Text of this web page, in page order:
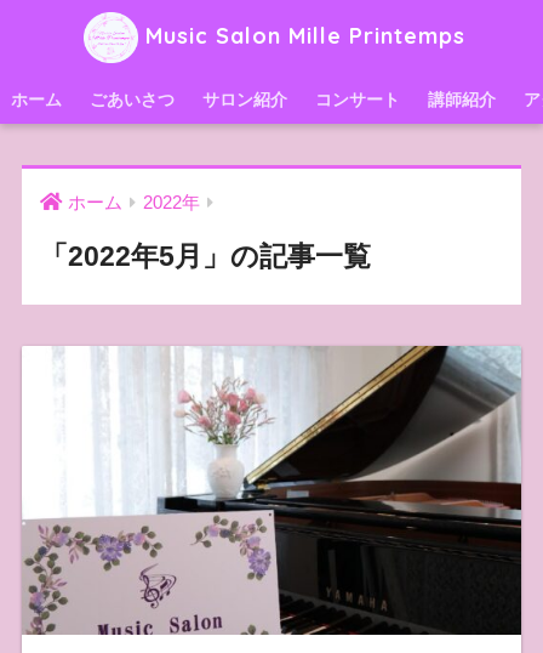
Music Salon Mille Printemps
ホーム ごあいさつ サロン紹介 コンサート 講師紹介
ホーム 2022年
「2022年5月」の記事一覧